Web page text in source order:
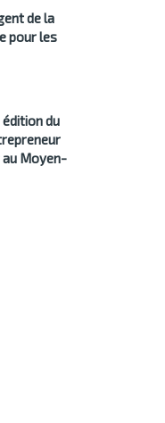
de la
pour les
édition du
au Moyen-